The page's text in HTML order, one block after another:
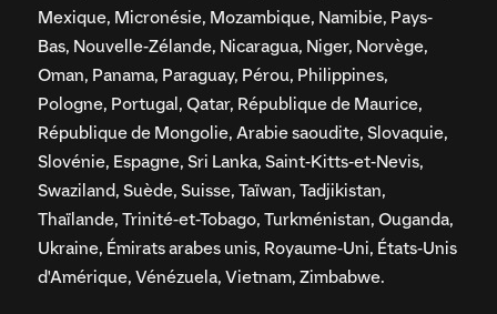
Mexique, Micronésie, Mozambique, Namibie, Pays-
Bas, Nouvelle-Zélande, Nicaragua, Niger, Norvège,
Oman, Panama, Paraguay, Pérou, Philippines,
Pologne, Portugal, Qatar, République de Maurice,
République de Mongolie, Arabie saoudite, Slovaquie,
Slovénie, Espagne, Sri Lanka, Saint-Kitts-et-Nevis,
Swaziland, Suède, Suisse, Taïwan, Tadjikistan,
Thaïlande, Trinité-et-Tobago, Turkménistan, Ouganda,
Ukraine, Émirats arabes unis, Royaume-Uni, États-Unis
d'Amérique, Vénézuela, Vietnam, Zimbabwe.